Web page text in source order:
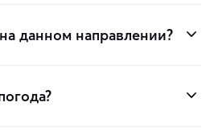
данном направлении?